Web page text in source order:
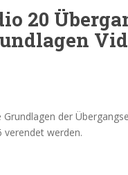
20
der
verendet werden.